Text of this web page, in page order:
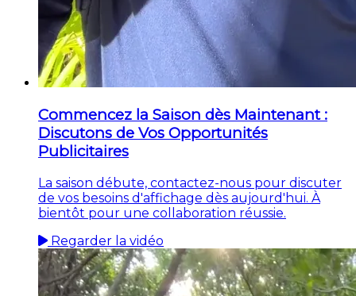
Commencez la Saison dès Maintenant :
Discutons de Vos Opportunités
Publicitaires
La saison débute, contactez-nous pour discuter
de vos besoins d'affichage dès aujourd'hui. À
bientôt pour une collaboration réussie.
Regarder la vidéo